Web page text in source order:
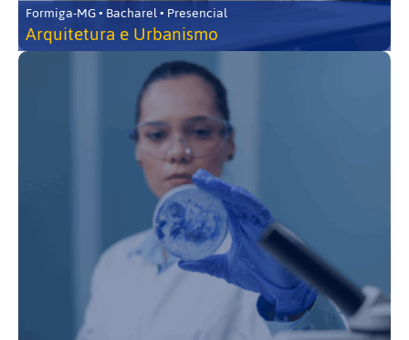
Formiga-MG • Bacharel • Presencial
Arquitetura e Urbanismo